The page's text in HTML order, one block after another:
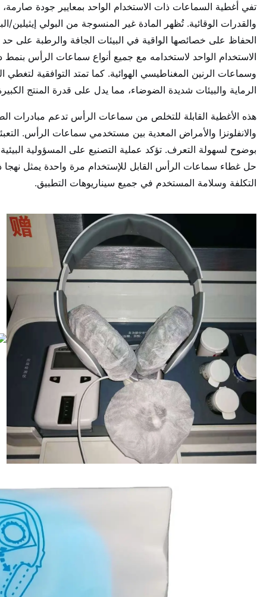
تفي أغطية السماعات ذات الاستخدام الواحد بمعايير جودة
والقدرات الوقائية. تُظهر المادة غير المنسوجة من البولي
الحفاظ على خصائصها الواقية في البيئات الجافة والرطبة
الاستخدام الواحد لاستخدامه مع جميع أنواع سماعات الرأس
وسماعات الرنين المغناطيسي الهوائية. كما تمتد التوافقية
الرماية والبيئات شديدة الضوضاء، مما يدل على قدرة المنتج
هذه الأغطية القابلة للتخلص من سماعات الرأس تدعم مبادرات
والانفلونزا والأمراض المعدية بين مستخدمي سماعات الرأس.
بوضوح لسهولة التعرف. تؤكد عملية التصنيع على المسؤولية
حل غطاء سماعات الرأس القابل للإستخدام مرة واحدة يمثل نهجا
التكلفة وسلامة المستخدم في جميع سيناريوهات التطبيق.